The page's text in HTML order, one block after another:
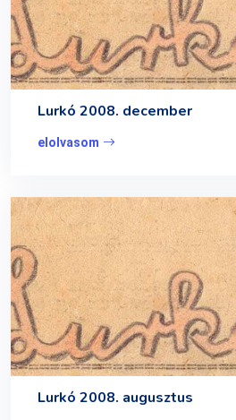
Lurkó 2008. december
elolvasom
Lurkó 2008. augusztus